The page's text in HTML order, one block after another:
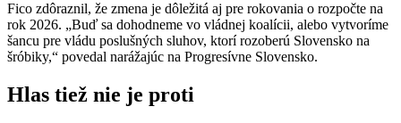
Fico zdôraznil, že zmena je dôležitá aj pre rokovania o rozpočte na
rok 2026. „Buď sa dohodneme vo vládnej koalícii, alebo vytvoríme
šancu pre vládu poslušných sluhov, ktorí rozoberú Slovensko na
šróbiky,“ povedal narážajúc na Progresívne Slovensko.
Hlas tiež nie je proti